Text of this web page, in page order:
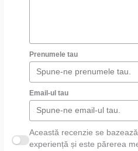
Prenumele tau
Email-ul tau
Această recenzie se
experiență și este părerea